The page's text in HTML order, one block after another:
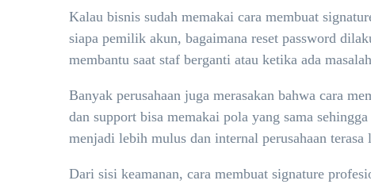
Kalau bisnis sudah memakai cara membuat
siapa pemilik akun, bagaimana reset password
membantu saat staf berganti atau ketika ada
Banyak perusahaan juga merasakan bahwa cara
dan support bisa memakai pola yang sama
menjadi lebih mulus dan internal perusahaan terasa
Dari sisi keamanan, cara membuat signature